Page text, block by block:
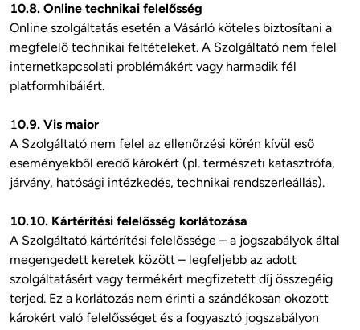
10.8. Online technikai felelősség
Online szolgáltatás esetén a Vásárló köteles biztosítani a
megfelelő technikai feltételeket. A Szolgáltató nem felel
internetkapcsolati problémákért vagy harmadik fél
platformhibáiért.
10.9. Vis maior
A Szolgáltató nem felel az ellenőrzési körén kívül eső
eseményekből eredő károkért (pl. természeti katasztrófa,
járvány, hatósági intézkedés, technikai rendszerleállás).
10.10. Kártérítési felelősség korlátozása
A Szolgáltató kártérítési felelőssége – a jogszabályok által
megengedett keretek között – legfeljebb az adott
szolgáltatásért vagy termékért megfizetett díj összegéig
terjed. Ez a korlátozás nem érinti a szándékosan okozott
károkért való felelősséget és a fogyasztó jogszabályon